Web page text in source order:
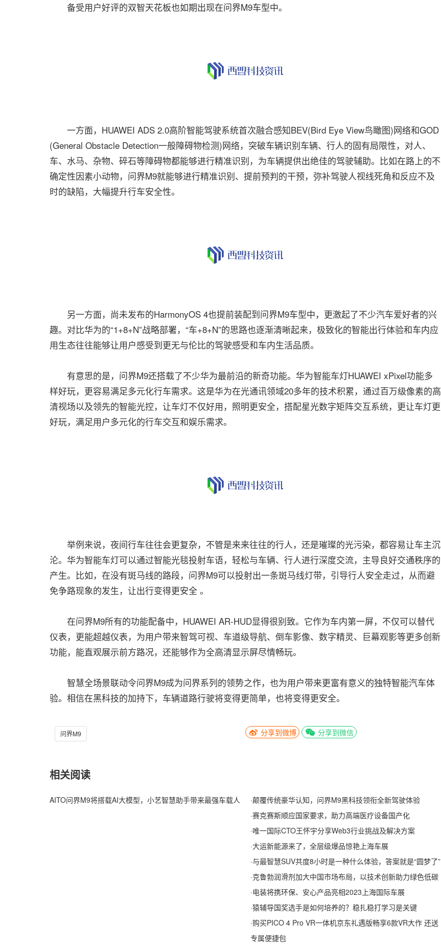
备受用户好评的双智天花板也如期出现在问界M9车型中。
一方面，HUAWEI ADS 2.0高阶智能驾驶系统首次融合感知BEV(Bird Eye View鸟瞰图)网络和GOD
(General Obstacle Detection一般障碍物检测)网络，突破车辆识别车辆、行人的固有局限性，对人、
车、水马、杂物、碎石等障碍物都能够进行精准识别，为车辆提供出绝佳的驾驶辅助。比如在路上的不
确定性因素小动物，问界M9就能够进行精准识别、提前预判的干预，弥补驾驶人视线死角和反应不及
时的缺陷，大幅提升行车安全性。
另一方面，尚未发布的HarmonyOS 4也提前装配到问界M9车型中，更激起了不少汽车爱好者的兴
趣。对比华为的“1+8+N”战略部署，“车+8+N”的思路也逐渐清晰起来，极致化的智能出行体验和车内应
用生态往往能够让用户感受到更无与伦比的驾驶感受和车内生活品质。
有意思的是，问界M9还搭载了不少华为最前沿的新奇功能。华为智能车灯HUAWEI xPixel功能多
样好玩，更容易满足多元化行车需求。这是华为在光通讯领域20多年的技术积累，通过百万级像素的高
清视场以及领先的智能光控，让车灯不仅好用，照明更安全，搭配星光数字矩阵交互系统，更让车灯更
好玩，满足用户多元化的行车交互和娱乐需求。
举例来说，夜间行车往往会更复杂，不管是来来往往的行人，还是璀璨的光污染，都容易让车主沉
沦。华为智能车灯可以通过智能光毯投射车语，轻松与车辆、行人进行深度交流，主导良好交通秩序的
产生。比如，在没有斑马线的路段，问界M9可以投射出一条斑马线灯带，引导行人安全走过，从而避
免争路现象的发生，让出行变得更安全 。
在问界M9所有的功能配备中，HUAWEI AR-HUD显得很别致。它作为车内第一屏，不仅可以替代
仪表，更能超越仪表，为用户带来智驾可视、车道级导航、倒车影像、数字精灵、巨幕观影等更多创新
功能，能直观展示前方路况，还能够作为全高清显示屏尽情畅玩。
智慧全场景联动令问界M9成为问界系列的领势之作，也为用户带来更富有意义的独特智能汽车体
验。相信在黑科技的加持下，车辆道路行驶将变得更简单，也将变得更安全。
问界M9 分享到微博 分享到微信
相关阅读
AITO问界M9将搭载AI大模型，小艺智慧助手带来最强车载人 ·颠覆传统豪华认知，问界M9黑科技领衔全新驾驶体验
·赛克赛斯顺应国家要求，助力高端医疗设备国产化
·唯一国际CTO王怀宇分享Web3行业挑战及解决方案
·大运新能源来了，全层级爆品惊艳上海车展
·与最智慧SUV共度8小时是一种什么体验，答案就是“圆梦了”
·克鲁勃润滑剂加大中国市场布局，以技术创新助力绿色低碳
·电装将携环保、安心产品亮相2023上海国际车展
·猿辅导国奖选手是如何培养的？稳扎稳打学习是关键
·购买PICO 4 Pro VR一体机京东礼遇版畅享6款VR大作 还送
专属便捷包